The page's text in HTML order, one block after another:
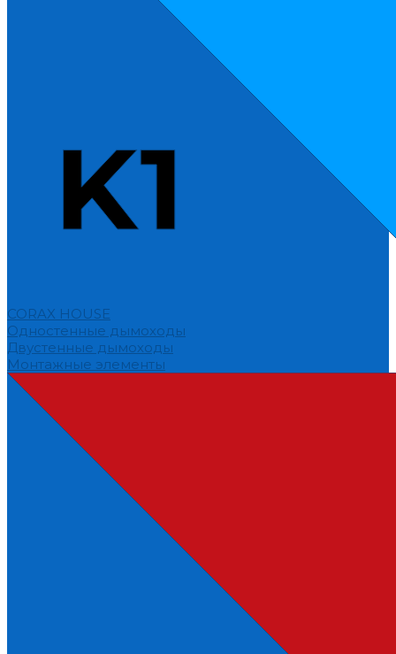
CORAX HOUSE
Одностенные дымоходы
Двустенные дымоходы
Монтажные элементы